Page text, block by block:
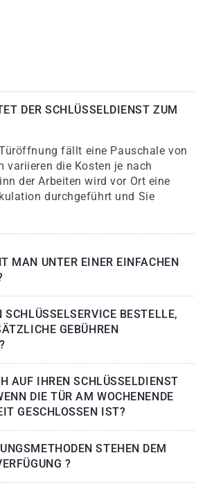
DER SCHLÜSSELDIENST ZUM
fällt eine Pauschale von
variieren die Kosten je nach
der Arbeiten wird vor Ort eine
durchgeführt und Sie
MAN UNTER EINER EINFACHEN
SCHLÜSSELSERVICE BESTELLE,
GEBÜHREN
AUF IHREN SCHLÜSSELDIENST
DIE TÜR AM WOCHENENDE
GESCHLOSSEN IST?
STEHEN DEM
?